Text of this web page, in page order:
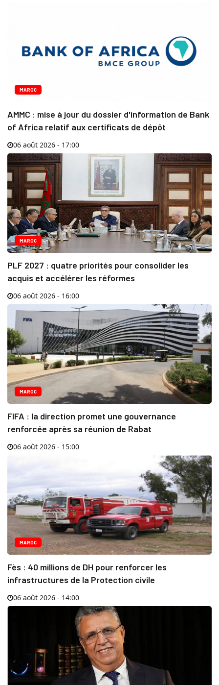
MAROC
AMMC : mise à jour du dossier d'information de Bank
of Africa relatif aux certificats de dépôt
06 août 2026 - 17:00
MAROC
PLF 2027 : quatre priorités pour consolider les
acquis et accélérer les réformes
06 août 2026 - 16:00
MAROC
FIFA : la direction promet une gouvernance
renforcée après sa réunion de Rabat
06 août 2026 - 15:00
MAROC
Fès : 40 millions de DH pour renforcer les
infrastructures de la Protection civile
06 août 2026 - 14:00